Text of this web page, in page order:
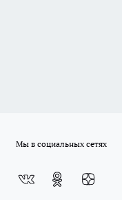
Мы в социальных сетях